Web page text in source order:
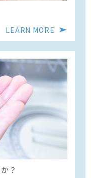
LEARN MORE
？